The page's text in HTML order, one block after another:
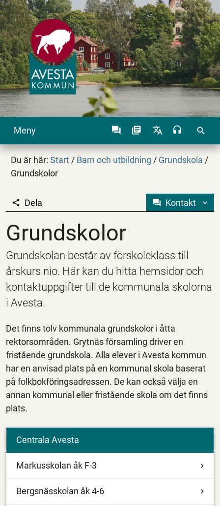
Meny search
Du är här:Start / Barn och utbildning / Grundskola /
Grundskolor
Grundskolor
Dela Kontakt
Grundskolor
Grundskolan består av förskoleklass till
årskurs nio. Här kan du hitta hemsidor och
kontaktuppgifter till de kommunala skolorna
i Avesta.
Det finns tolv kommunala grundskolor i åtta
rektorsområden. Grytnäs församling driver en
fristående grundskola. Alla elever i Avesta kommun
har en anvisad plats på en kommunal skola baserat
på folkbokföringsadressen. De kan också välja en
annan kommunal eller fristående skola om det finns
plats.
Centrala Avesta
Markusskolan åk F-3
Bergsnässkolan åk 4-6